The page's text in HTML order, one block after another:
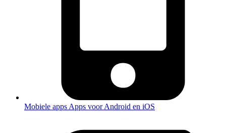
Mobiele apps Apps voor Android en iOS